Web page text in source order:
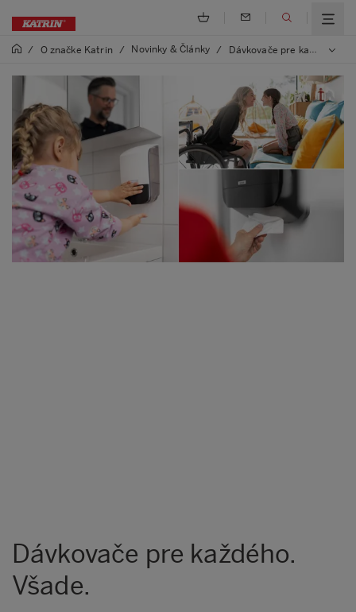
/ O značke Katrin / Novinky & Články / Dávkovače pre každého. Všade.
Dávkovače pre každého.
Všade.